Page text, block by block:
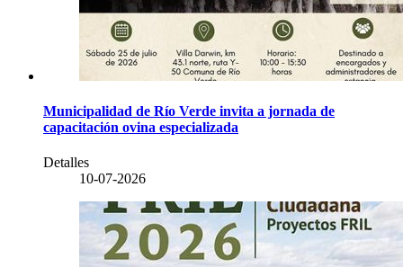
Municipalidad de Río Verde invita a jornada de
capacitación ovina especializada
Detalles
10-07-2026